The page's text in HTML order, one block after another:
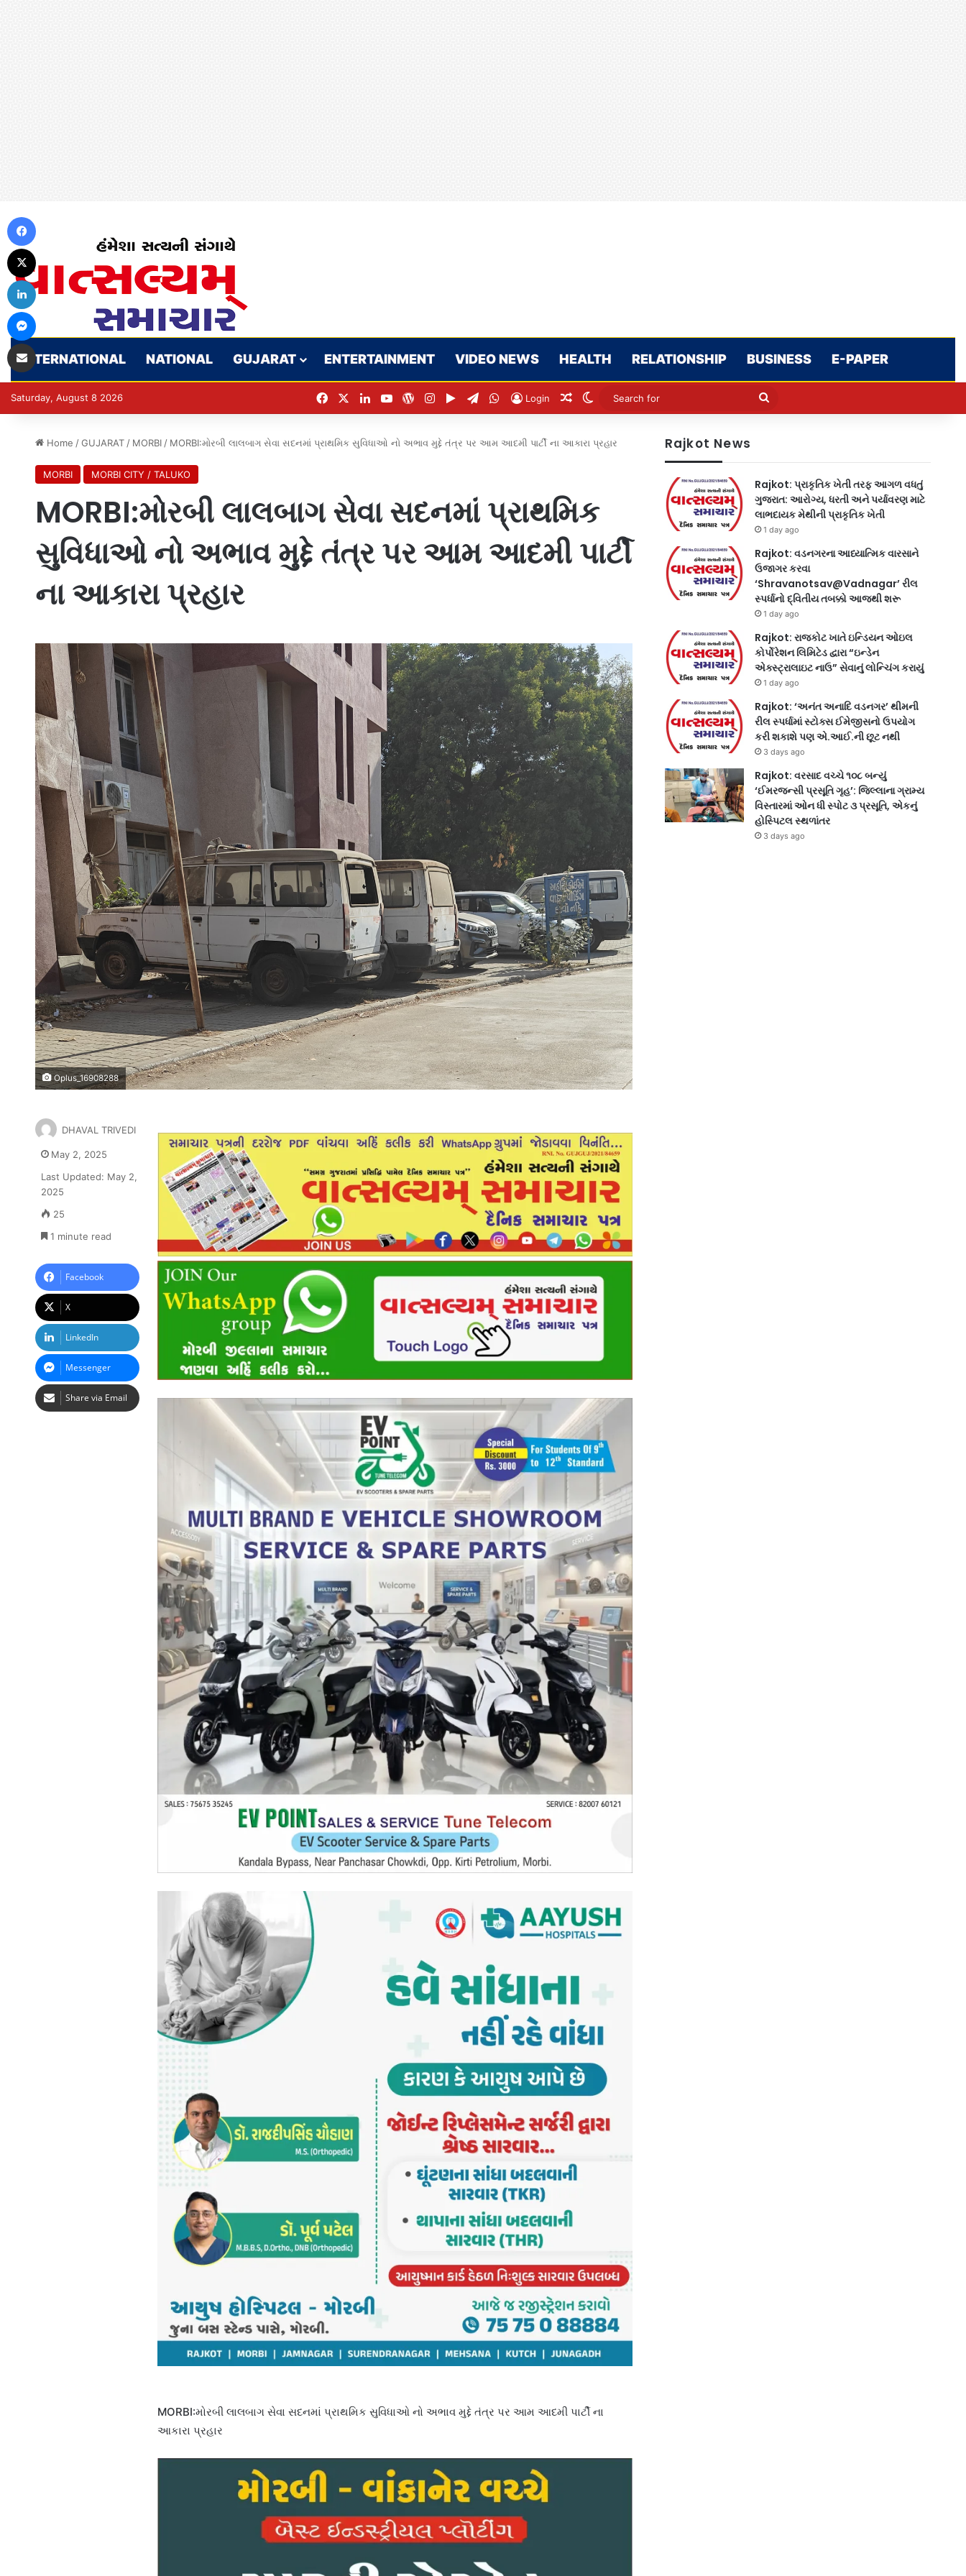
INTERNATIONAL NATIONAL GUJARAT ENTERTAINMENT VIDEO NEWS HEALTH RELATIONSHIP BUSINESS E-PAPER
Saturday, August 8 2026 FacebookLinkedInYouTubeWordPress
Instagram
Google Play
Telegram
WhatsApp
Login Random Article
Switch skin
Search
Home / GUJARAT / MORBI / MORBI:મોરબી લાલબાગ સેવા સદનમાં પ્રાથમિક સુવિધાઓ નો અભાવ મુદ્દે તંત્ર પર આમ આદમી પાર્ટી ના આકારા પ્રહાર
MORBI MORBI CITY / TALUKO
MORBI:મોરબી લાલબાગ સેવા સદનમાં પ્રાથમિક
સુવિધાઓ નો અભાવ મુદ્દે તંત્ર પર આમ આદમી પાર્ટી
ના આકારા પ્રહાર
Oplus_16908288
MORBI:મોરબી લાલબાગ સેવા સદનમાં પ્રાથમિક સુવિધાઓ નો અભાવ મુદ્દે તંત્ર પર આમ આદમી પાર્ટી ના
આકારા પ્રહાર
DHAVAL TRIVEDI
May 2, 2025
Last Updated: May 2,
2025
25
1 minute read
Facebook
X
LinkedIn
Messenger
Share via Email
Rajkot News
Rajkot: પ્રાકૃતિક ખેતી તરફ આગળ વધતું
ગુજરાત: આરોગ્ય, ધરતી અને પર્યાવરણ માટે
લાભદાયક મેથીની પ્રાકૃતિક ખેતી
1 day ago
Rajkot: વડનગરના આધ્યાત્મિક વારસાને
ઉજાગર કરવા
‘Shravanotsav@Vadnagar’ રીલ
સ્પર્ધાનો દ્વિતીય તબક્કો આજથી શરૂ
1 day ago
Rajkot: રાજકોટ ખાતે ઇન્ડિયન ઓઇલ
કોર્પોરેશન લિમિટેડ દ્વારા “ઇન્ડેન
એક્સ્ટ્રાલાઇટ નાઉ” સેવાનું લોન્ચિંગ કરાયું
1 day ago
Rajkot: ‘અનંત અનાદિ વડનગર’ થીમની
રીલ સ્પર્ધામાં સ્ટોક્સ ઈમેજીસનો ઉપયોગ
કરી શકાશે પણ એ.આઈ.ની છૂટ નથી
3 days ago
Rajkot: વરસાદ વચ્ચે ૧૦૮ બન્યું
‘ઈમરજન્સી પ્રસૂતિ ગૃહ’: જિલ્લાના ગ્રામ્ય
વિસ્તારમાં ઓન ધી સ્પોટ ૩ પ્રસૂતિ, એકનું
હોસ્પિટલ સ્થળાંતર
3 days ago
LinkedIn